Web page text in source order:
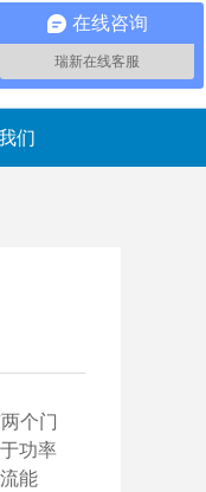
们
个门
功率
能
在线咨询
瑞新在线客服